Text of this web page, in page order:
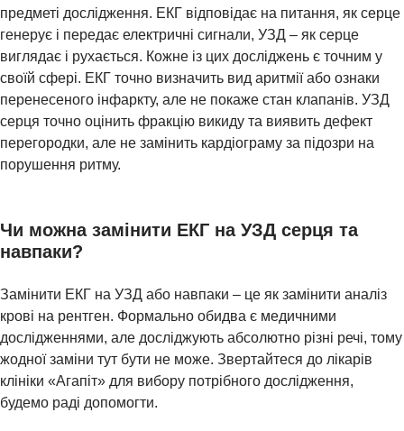
ГАЛЕРЕЯ
КОНТАКТИ
предметі дослідження. ЕКГ відповідає на питання, як серце
генерує і передає електричні сигнали, УЗД – як серце
виглядає і рухається. Кожне із цих досліджень є точним у
своїй сфері. ЕКГ точно визначить вид аритмії або ознаки
перенесеного інфаркту, але не покаже стан клапанів. УЗД
серця точно оцінить фракцію викиду та виявить дефект
перегородки, але не замінить кардіограму за підозри на
порушення ритму.
Чи можна замінити ЕКГ на УЗД серця та
навпаки?
Замінити ЕКГ на УЗД або навпаки – це як замінити аналіз
крові на рентген. Формально обидва є медичними
дослідженнями, але досліджують абсолютно різні речі, тому
жодної заміни тут бути не може. Звертайтеся до лікарів
клініки «Агапіт» для вибору потрібного дослідження,
будемо раді допомогти.